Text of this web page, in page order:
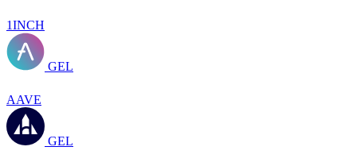
1INCH
GEL
AAVE
GEL